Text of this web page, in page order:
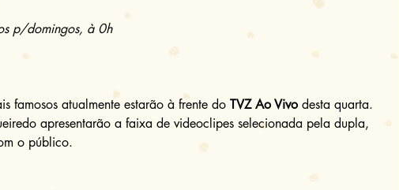
p/domingos, à 0h
famosos atualmente estarão à frente do TVZ Ao Vivo desta quarta.
apresentarão a faixa de videoclipes selecionada pela dupla,
o público.